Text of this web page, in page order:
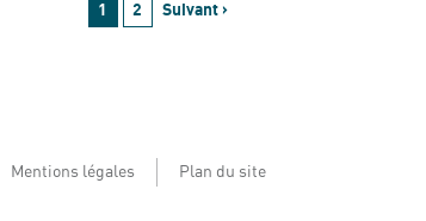
1 2 Suivant ›
Mentions légales Plan du site